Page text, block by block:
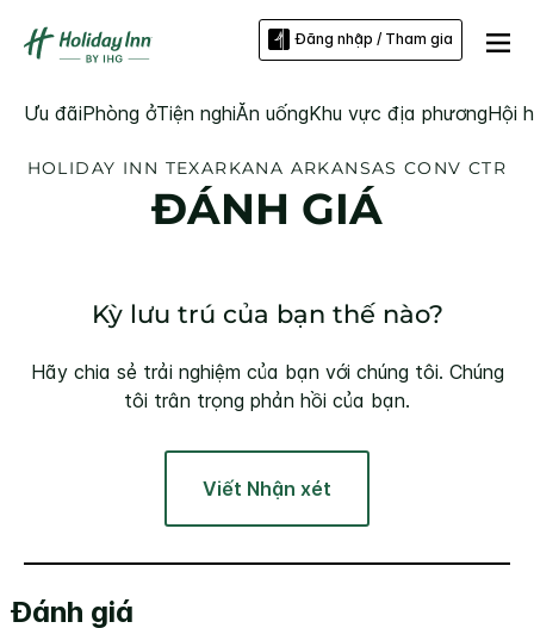
Đăng nhập / Tham gia
Ưu đãiPhòng ởTiện nghiĂn uốngKhu vực địa phươngHội
HOLIDAY INN TEXARKANA ARKANSAS CONV CTR
ĐÁNH GIÁ
Kỳ lưu trú của bạn thế nào?
Hãy chia sẻ trải nghiệm của bạn với chúng tôi. Chúng
tôi trân trọng phản hồi của bạn.
Viết Nhận xét